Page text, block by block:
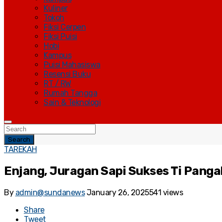
Kuliner
Tokoh
Fiksi Cerpen
Fiksi Puisi
Hobi
Kampus
Puisi Mahasiswa
Resensi Buku
RT / RW
Rumah Tangga
Sain & Teknologi
Search
TAREKAH
Enjang, Juragan Sapi Sukses Ti
By admin@sundanews January 26, 2025541 views
Share
Tweet